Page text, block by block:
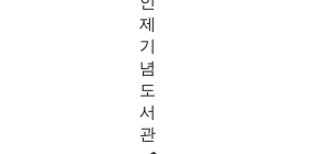
제
기
념
도
서
관